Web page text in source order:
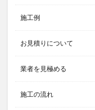
施工例
お見積りについて
業者を見極める
施工の流れ